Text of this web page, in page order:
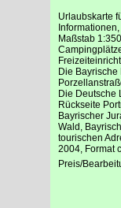
Urlaubskarte
Maßstab
Die Bayrische
Die Deutsche
Rückseite
Bayrischer
Wald,
tourischen
2004, Format
Preis/